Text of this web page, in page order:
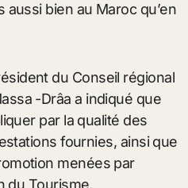
bien au Maroc qu’en
du Conseil régional
-Drâa a indiqué que
par la qualité des
fournies, ainsi que
menées par
du Tourisme.